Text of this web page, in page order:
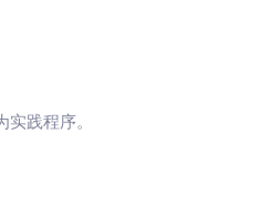
践程序。